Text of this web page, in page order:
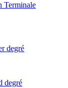
Terminale
degré
degré